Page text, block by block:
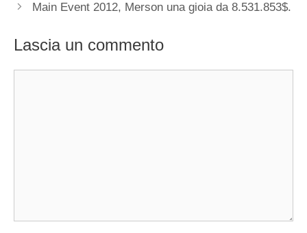
Main Event 2012, Merson una gioia da 8.531.853$.
Lascia un commento